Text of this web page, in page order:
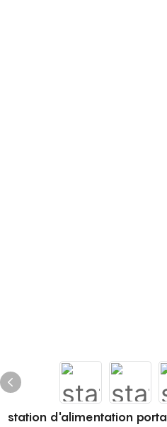
station d'alimentation